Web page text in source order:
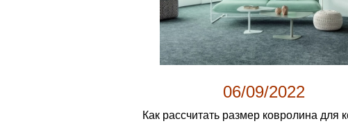
06/09/2022
Как рассчитать размер ковролина для